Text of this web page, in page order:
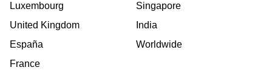
Luxembourg
United Kingdom
España
France
Singapore
India
Worldwide